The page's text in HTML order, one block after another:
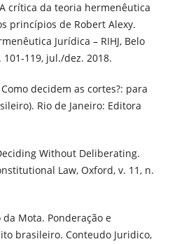
crítica da teoria hermenêutica
princípios de Robert Alexy.
Jurídica – RIHJ, Belo
119, jul./dez. 2018.
Como decidem as cortes?: para
Rio de Janeiro: Editora
Without Deliberating.
Law, Oxford, v. 11, n.
da Mota. Ponderação e
brasileiro. Conteudo Juridico,